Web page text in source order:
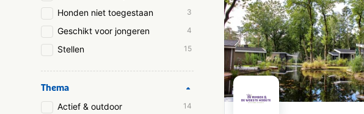
Honden niet toegestaan 3
Geschikt voor jongeren 4
Stellen 15
Thema
Actief & outdoor 14